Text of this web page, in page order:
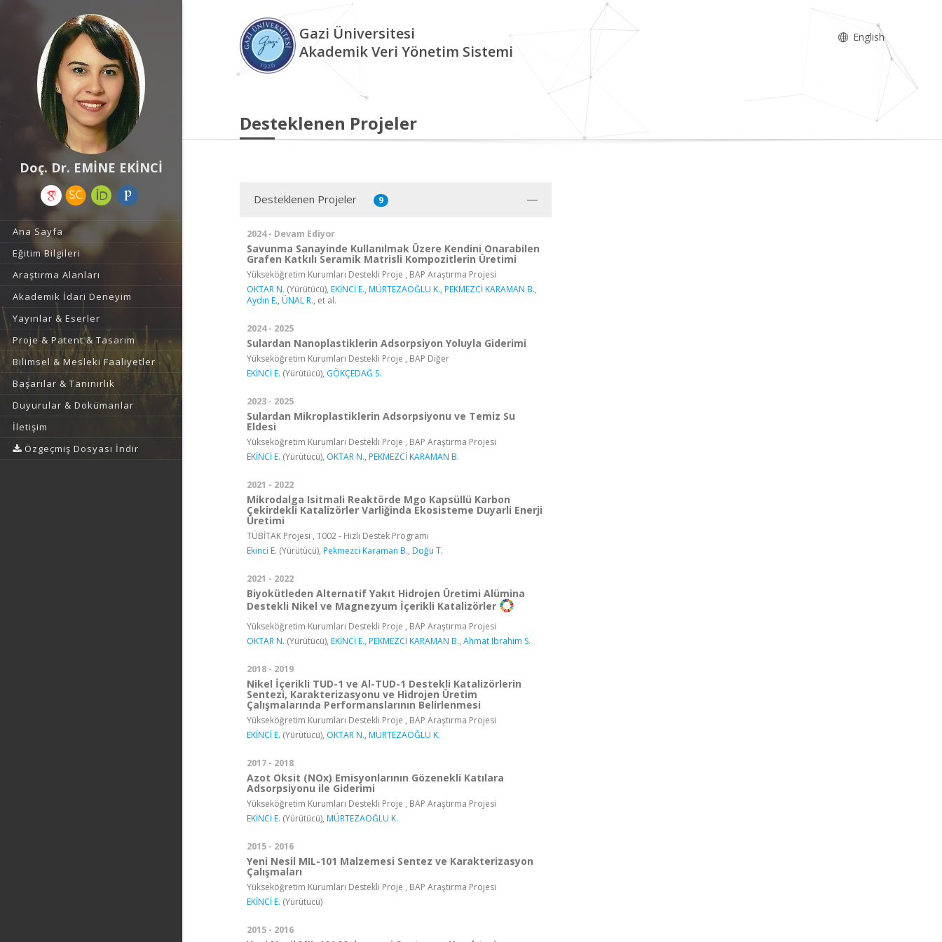
Doç. Dr. EMİNE EKİNCİ
Ana Sayfa
Eğitim Bilgileri
Araştırma Alanları
Akademik İdari Deneyim
Yayınlar & Eserler
Proje & Patent & Tasarım
Bilimsel & Mesleki Faaliyetler
Başarılar & Tanınırlık
Duyurular & Dokümanlar
İletişim
Özgeçmiş Dosyası İndir
Gazi Üniversitesi
Akademik Veri Yönetim Sistemi
English
Desteklenen Projeler
Desteklenen Projeler 9
2024 - Devam Ediyor
Savunma Sanayinde Kullanılmak Üzere Kendini Onarabilen
Grafen Katkılı Seramik Matrisli Kompozitlerin Üretimi
Yükseköğretim Kurumları Destekli Proje , BAP Araştırma Projesi
OKTAR N. (Yürütücü), EKİNCİ E., MÜRTEZAOĞLU K., PEKMEZCİ KARAMAN B.,
Aydın E., ÜNAL R., et al.
2024 - 2025
Sulardan Nanoplastiklerin Adsorpsiyon Yoluyla Giderimi
Yükseköğretim Kurumları Destekli Proje , BAP Diğer
EKİNCİ E. (Yürütücü), GÖKÇEDAĞ S.
2023 - 2025
Sulardan Mikroplastiklerin Adsorpsiyonu ve Temiz Su
Eldesi
Yükseköğretim Kurumları Destekli Proje , BAP Araştırma Projesi
EKİNCİ E. (Yürütücü), OKTAR N., PEKMEZCİ KARAMAN B.
2021 - 2022
Mikrodalga Isitmali Reaktörde Mgo Kapsüllü Karbon
Çekirdekli Katalizörler Varliğinda Ekosisteme Duyarli Enerji
Üretimi
TÜBİTAK Projesi , 1002 - Hızlı Destek Programı
Ekinci E. (Yürütücü), Pekmezci Karaman B., Doğu T.
2021 - 2022
Biyokütleden Alternatif Yakıt Hidrojen Üretimi Alümina
Destekli Nikel ve Magnezyum İçerikli Katalizörler
Yükseköğretim Kurumları Destekli Proje , BAP Araştırma Projesi
OKTAR N. (Yürütücü), EKİNCİ E., PEKMEZCİ KARAMAN B., Ahmat Ibrahim S.
2018 - 2019
Nikel İçerikli TUD-1 ve Al-TUD-1 Destekli Katalizörlerin
Sentezi, Karakterizasyonu ve Hidrojen Üretim
Çalışmalarında Performanslarının Belirlenmesi
Yükseköğretim Kurumları Destekli Proje , BAP Araştırma Projesi
EKİNCİ E. (Yürütücü), OKTAR N., MÜRTEZAOĞLU K.
2017 - 2018
Azot Oksit (NOx) Emisyonlarının Gözenekli Katılara
Adsorpsiyonu ile Giderimi
Yükseköğretim Kurumları Destekli Proje , BAP Araştırma Projesi
EKİNCİ E. (Yürütücü), MÜRTEZAOĞLU K.
2015 - 2016
Yeni Nesil MIL-101 Malzemesi Sentez ve Karakterizasyon
Çalışmaları
Yükseköğretim Kurumları Destekli Proje , BAP Araştırma Projesi
EKİNCİ E. (Yürütücü)
2015 - 2016